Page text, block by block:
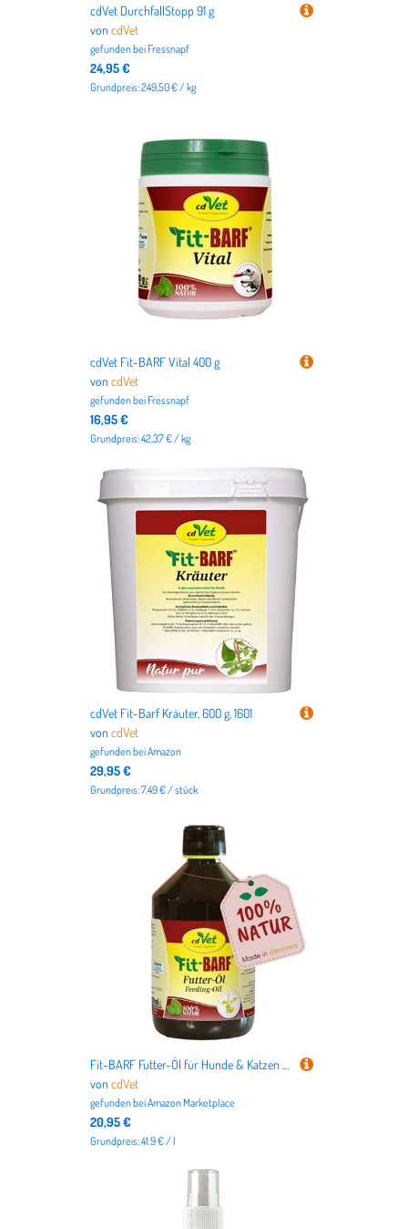
cdVet DurchfallStopp 91 g
voncdVet
gefunden beiFressnapf
24,95 €
Grundpreis: 249,50 € / kg
cdVet Fit-BARF Vital 400 g
voncdVet
gefunden beiFressnapf
16,95 €
Grundpreis: 42,37 € / kg
cdVet Fit-Barf Kräuter, 600 g, 1601
voncdVet
gefunden beiAmazon
29,95 €
Grundpreis: 7.49 € / stück
Fit-BARF Futter-Öl für Hunde & Katzen 500ml - Kaltgepresstes Leinöl, Essentielle Fettsäuren, Omega-3-Nahrungsergänzung
voncdVet
gefunden beiAmazon Marketplace
20,95 €
Grundpreis: 41.9 € / l